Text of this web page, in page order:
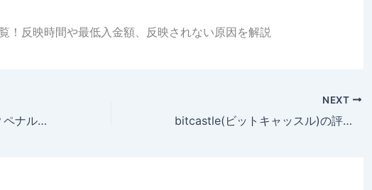
！反映時間や最低入金額、反映されない原因を解説
XMの自動売買(EA)は禁止？ペナルティや注意点、スマホでの利用方法や儲かるのかを解説
NEXT
bitcastle(ビットキャッスル)の評判・口コミは？メリットやデメリット、安全性や登録方法を解説